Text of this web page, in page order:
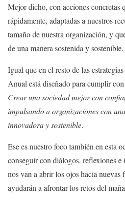
Mejor dicho, con acciones concretas
rápidamente, adaptadas a nuestros
tamaño de nuestra organización, y
de una manera sostenida y sostenible.
Igual que en el resto de las
Anual está diseñado para cumplir
Crear una sociedad mejor con
impulsando a organizaciones con
innovadora y sostenible.
Ese es nuestro foco también en esta
conseguir con diálogos, reflexiones e
nos van a abrir los ojos hacia nuevas
ayudarán a afrontar los retos del